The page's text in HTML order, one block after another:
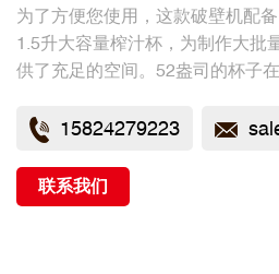
为了方便您使用，这款破壁机配
1.5升大容量榨汁杯，为制作大批
供了充足的空间。52盎司的杯子
15824279223
联系我们